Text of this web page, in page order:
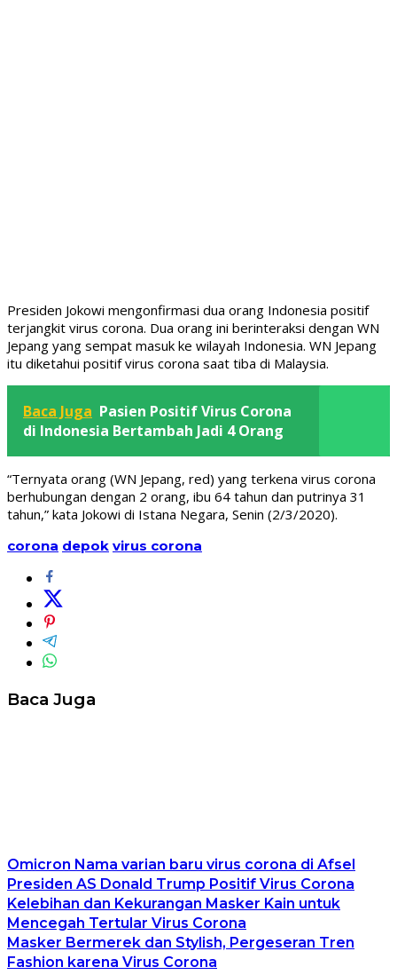
Presiden Jokowi mengonfirmasi dua orang Indonesia positif
terjangkit virus corona. Dua orang ini berinteraksi dengan WN
Jepang yang sempat masuk ke wilayah Indonesia. WN Jepang
itu diketahui positif virus corona saat tiba di Malaysia.
Baca Juga Pasien Positif Virus Corona
di Indonesia Bertambah Jadi 4 Orang
“Ternyata orang (WN Jepang, red) yang terkena virus corona
berhubungan dengan 2 orang, ibu 64 tahun dan putrinya 31
tahun,” kata Jokowi di Istana Negara, Senin (2/3/2020).
corona depok virus corona
Baca Juga
Omicron Nama varian baru virus corona di Afsel
Presiden AS Donald Trump Positif Virus Corona
Kelebihan dan Kekurangan Masker Kain untuk
Mencegah Tertular Virus Corona
Masker Bermerek dan Stylish, Pergeseran Tren
Fashion karena Virus Corona